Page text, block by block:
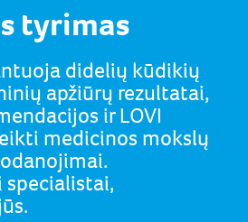
tyrimas
didelių kūdikių
apžiūrų rezultatai,
ir LOVI
medicinos mokslų